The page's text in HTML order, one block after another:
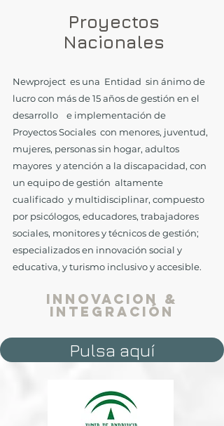
Proyectos
Nacionales
Newproject es una Entidad sin ánimo de
lucro con más de 15 años de gestión en el
desarrollo e implementación de
Proyectos Sociales con menores, juventud,
mujeres, personas sin hogar, adultos
mayores y atención a la discapacidad, con
un equipo de gestión altamente
cualificado y multidisciplinar, compuesto
por psicólogos, educadores, trabajadores
sociales, monitores y técnicos de gestión;
especializados en innovación social y
educativa, y turismo inclusivo y accesible.
INNOVACION &
INTEGRACIÓN
Pulsa aquí